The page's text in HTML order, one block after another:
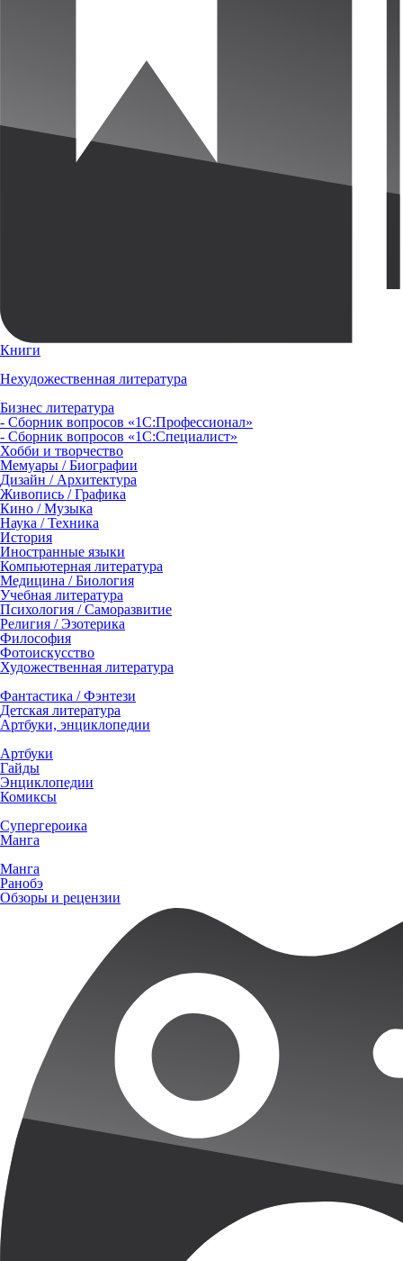
Книги
Нехудожественная литература
Бизнес литература
- Сборник вопросов «1С:Профессионал»
- Сборник вопросов «1С:Специалист»
Хобби и творчество
Мемуары / Биографии
Дизайн / Архитектура
Живопись / Графика
Кино / Музыка
Наука / Техника
История
Иностранные языки
Компьютерная литература
Медицина / Биология
Учебная литература
Психология / Саморазвитие
Религия / Эзотерика
Философия
Фотоискусство
Художественная литература
Фантастика / Фэнтези
Детская литература
Артбуки, энциклопедии
Артбуки
Гайды
Энциклопедии
Комиксы
Супергероика
Манга
Манга
Ранобэ
Обзоры и рецензии